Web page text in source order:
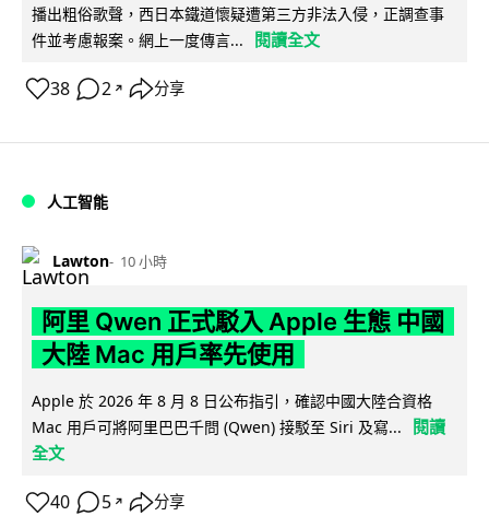
播出粗俗歌聲，西日本鐵道懷疑遭第三方非法入侵，正調查事
件並考慮報案。網上一度傳言...
閱讀全文
38 2 ↗ 分享
人工智能
Lawton 10 小時
阿里 Qwen 正式駁入 Apple 生態 中國
大陸 Mac 用戶率先使用
Apple 於 2026 年 8 月 8 日公布指引，確認中國大陸合資格
Mac 用戶可將阿里巴巴千問 (Qwen) 接駁至 Siri 及寫...
閱讀
全文
40 5 ↗ 分享